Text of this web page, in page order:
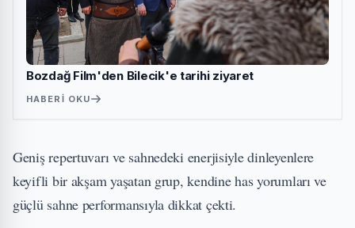
Bozdağ Film'den Bilecik'e tarihi ziyaret
HABERI OKU
Geniş repertuvarı ve sahnedeki enerjisiyle dinleyenlere
keyifli bir akşam yaşatan grup, kendine has yorumları ve
güçlü sahne performansıyla dikkat çekti.